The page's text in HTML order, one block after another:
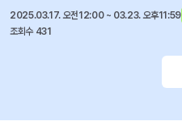
2025.03.17. 오전12:00 ~ 03.23. 오후11:59
조회수 431